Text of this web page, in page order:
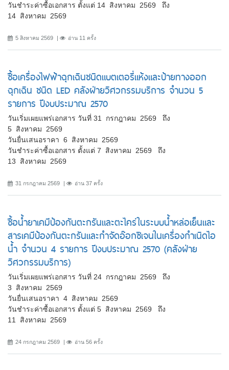
วันชำระค่าซื้อเอกสาร ตั้งแต่ 14 สิงหาคม 2569 ถึง
14 สิงหาคม 2569
5 สิงหาคม 2569 อ่าน 11 ครั้ง
ซื้อเครื่องไฟฟ้าฉุกเฉินชนิดแบตเตอรี่แห้งและป้ายทางออก
ฉุกเฉิน ชนิด LED คลังฝ่ายวิศวกรรมบริการ จำนวน 5
รายการ ปีงบประมาณ 2570
วันเริ่มเผยแพร่เอกสาร วันที่ 31 กรกฎาคม 2569 ถึง
5 สิงหาคม 2569
วันยื่นเสนอราคา 6 สิงหาคม 2569
วันชำระค่าซื้อเอกสาร ตั้งแต่ 7 สิงหาคม 2569 ถึง
13 สิงหาคม 2569
31 กรกฎาคม 2569 อ่าน 37 ครั้ง
ซื้อน้ำยาเคมีป้องกันตะกรันและตะไคร่ในระบบน้ำหล่อเย็นและ
สารเคมีป้องกันตะกรันและกำจัดอ๊อกซิเจนในเครื่องกำเนิดไอ
น้ำ จำนวน 4 รายการ ปีงบประมาณ 2570 (คลังฝ่าย
วิศวกรรมบริการ)
วันเริ่มเผยแพร่เอกสาร วันที่ 24 กรกฎาคม 2569 ถึง
3 สิงหาคม 2569
วันยื่นเสนอราคา 4 สิงหาคม 2569
วันชำระค่าซื้อเอกสาร ตั้งแต่ 5 สิงหาคม 2569 ถึง
11 สิงหาคม 2569
24 กรกฎาคม 2569 อ่าน 56 ครั้ง